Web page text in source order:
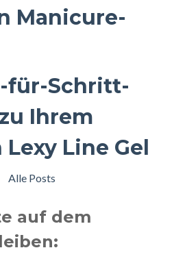
Manicure-
für-Schritt-
Ihrem
Line Gel
Alle Posts
auf dem